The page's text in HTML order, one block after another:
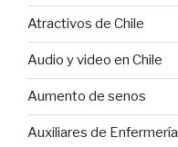
Atractivos de Chile
Audio y video en Chile
Aumento de senos
Auxiliares de Enfermería